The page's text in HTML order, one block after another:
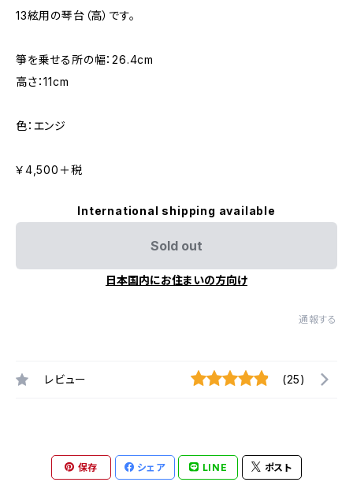
13絃用の琴台（高）です。
箏を乗せる所の幅：26.4cm
高さ：11cm
色：エンジ
￥4,500＋税
International shipping available
Sold out
日本国内にお住まいの方向け
通報する
レビュー (25)
保存 シェア LINE ポスト